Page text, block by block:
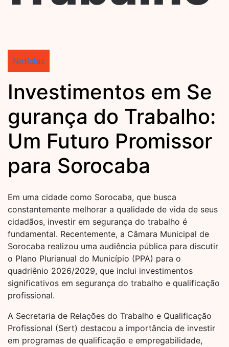
Notícias
Investimentos em Se
gurança do Trabalho:
Um Futuro Promissor
para Sorocaba
Em uma cidade como Sorocaba, que busca
constantemente melhorar a qualidade de vida de seus
cidadãos, investir em segurança do trabalho é
fundamental. Recentemente, a Câmara Municipal de
Sorocaba realizou uma audiência pública para discutir
o Plano Plurianual do Município (PPA) para o
quadriênio 2026/2029, que inclui investimentos
significativos em segurança do trabalho e qualificação
profissional.
A Secretaria de Relações do Trabalho e Qualificação
Profissional (Sert) destacou a importância de investir
em programas de qualificação e empregabilidade,